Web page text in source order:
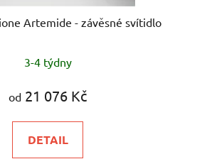
Artemide - závěsné svítidlo
3-4 týdny
od 21 076 Kč
DETAIL